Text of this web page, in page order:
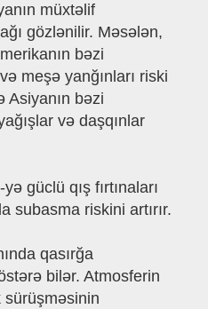
müxtəlif
gözlənilir. Məsələn,
bəzi
meşə yanğınları riski
Asiyanın bəzi
və daşqınlar
güclü qış fırtınaları
subasma riskini artırır.
qasırğa
bilər. Atmosferin
sürüşməsinin